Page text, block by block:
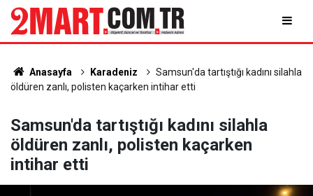
Anasayfa Karadeniz
Samsun'da tartıştığı kadını silahla
öldüren zanlı, polisten kaçarken intihar etti
Samsun'da tartıştığı kadını silahla
öldüren zanlı, polisten kaçarken
intihar etti